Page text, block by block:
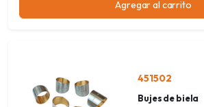
Agregar al carrito
451502
Bujes de biela